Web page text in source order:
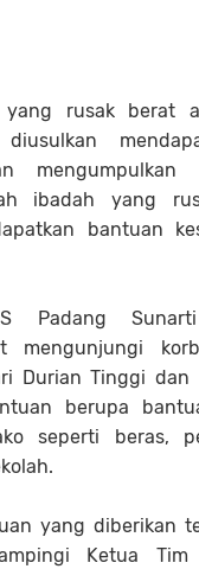
yang rusak berat
ibadah yang
bantuan
Padang
mengunjungi
Durian Tinggi dan
berupa
seperti beras,
yang diberikan
Ketua Tim